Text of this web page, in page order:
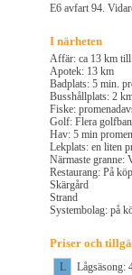
E6 avfart 94.
I närheten
Affär: ca 13 km
Apotek: 13 km
Badplats: 5 min.
Busshållplats: 2
Fiske:
Golf: Flera
Hav: 5 min
Lekplats: en liten
Närmaste granne:
Restaurang: På
Skärgård
Strand
Systembolag: på
Priser och
L
Lågsäsong: